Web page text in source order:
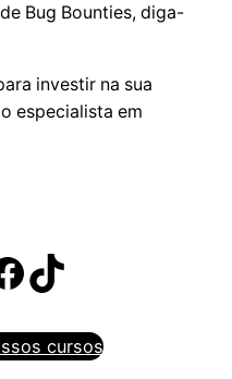
Bug Bounties, diga-
investir na sua
especialista em
TikTok
cursos